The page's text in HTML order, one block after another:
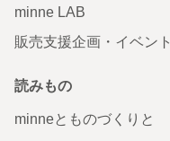
minne LAB
販売支援企画・イベント
読みもの
minneとものづくりと